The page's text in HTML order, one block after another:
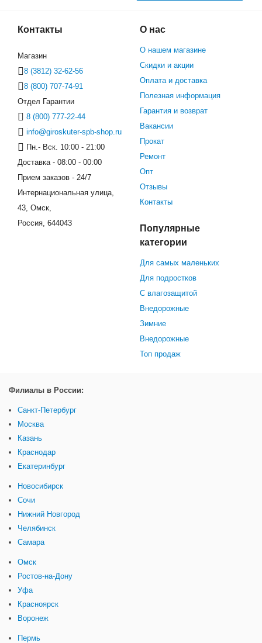
Контакты
Магазин
8 (3812) 32-62-56
8 (800) 707-74-91
Отдел Гарантии
8 (800) 777-22-44
info@giroskuter-spb-shop.ru
Пн.- Вск. 10:00 - 21:00
Доставка - 08:00 - 00:00
Прием заказов - 24/7
Интернациональная улица,
43, Омск,
Россия, 644043
О нас
О нашем магазине
Скидки и акции
Оплата и доставка
Полезная информация
Гарантия и возврат
Вакансии
Прокат
Ремонт
Опт
Отзывы
Контакты
Популярные
категории
Для самых маленьких
Для подростков
С влагозащитой
Внедорожные
Зимние
Внедорожные
Топ продаж
Филиалы в России:
Санкт-Петербург
Москва
Казань
Краснодар
Екатеринбург
Новосибирск
Сочи
Нижний Новгород
Челябинск
Самара
Омск
Ростов-на-Дону
Уфа
Красноярск
Воронеж
Пермь